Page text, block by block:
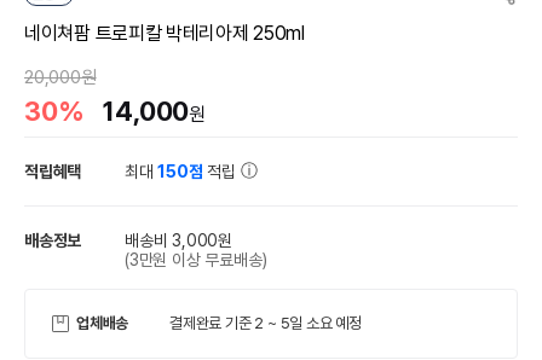
네이쳐팜 트로피칼 박테리아제 250ml
20,000원
30% 14,000원
적립혜택 최대150점 적립
배송정보
배송비 3,000원
(3만원 이상 무료배송)
업체배송 결제완료 기준 2 ~ 5일 소요 예정